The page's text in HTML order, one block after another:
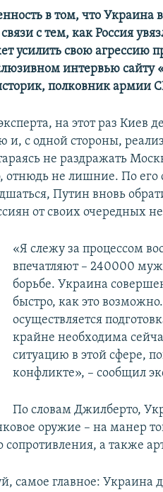
в том, что Украина
с тем, как Россия
усилить свою агрессию
интервью
полковник армии
на этот раз Киев
и, с одной стороны,
не раздражать
отнюдь не лишние. По его
Путин вновь
от своих очередных
«Я слежу за процессом
впечатляют – 240000
борьбе. Украина
быстро, как это
осуществляется
крайне необходима
ситуацию в этой сфере,
конфликте», – сообщил
По словам Джилберто,
оружие – на манер
сопротивления, а также
самое главное: Украина